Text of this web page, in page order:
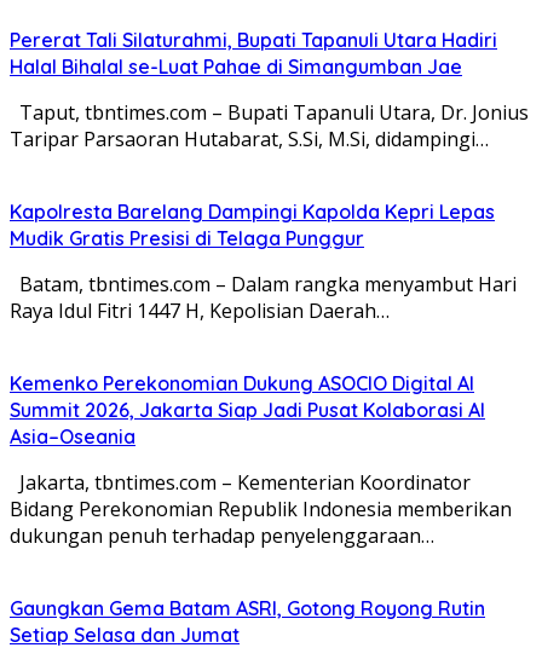
Pererat Tali Silaturahmi, Bupati Tapanuli Utara Hadiri
Halal Bihalal se-Luat Pahae di Simangumban Jae
Taput, tbntimes.com – Bupati Tapanuli Utara, Dr. Jonius
Taripar Parsaoran Hutabarat, S.Si, M.Si, didampingi…
Kapolresta Barelang Dampingi Kapolda Kepri Lepas
Mudik Gratis Presisi di Telaga Punggur
Batam, tbntimes.com – Dalam rangka menyambut Hari
Raya Idul Fitri 1447 H, Kepolisian Daerah…
Kemenko Perekonomian Dukung ASOCIO Digital AI
Summit 2026, Jakarta Siap Jadi Pusat Kolaborasi AI
Asia–Oseania
Jakarta, tbntimes.com – Kementerian Koordinator
Bidang Perekonomian Republik Indonesia memberikan
dukungan penuh terhadap penyelenggaraan…
Gaungkan Gema Batam ASRI, Gotong Royong Rutin
Setiap Selasa dan Jumat